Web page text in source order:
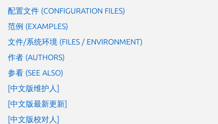
配置文件 (CONFIGURATION FILES)
范例 (EXAMPLES)
文件/系统环境 (FILES / ENVIRONMENT)
作者 (AUTHORS)
参看 (SEE ALSO)
[中文版维护人]
[中文版最新更新]
[中文版校对人]